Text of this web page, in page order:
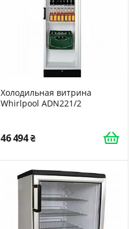
Холодильная витрина
Whirlpool ADN221/2
46 494